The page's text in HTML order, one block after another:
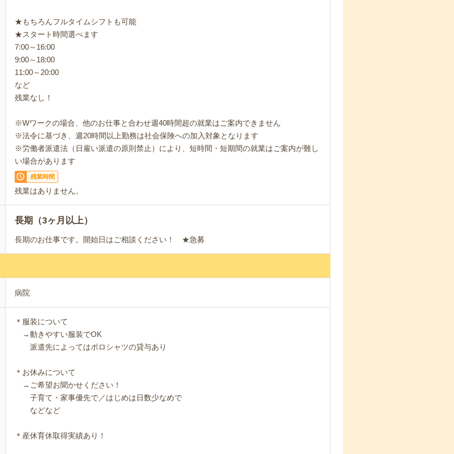
★もちろんフルタイムシフトも可能
★スタート時間選べます
7:00～16:00
9:00～18:00
11:00～20:00
など
残業なし！
※Wワークの場合、他のお仕事と合わせ週40時間超の就業はご案内できません
※法令に基づき、週20時間以上勤務は社会保険への加入対象となります
※労働者派遣法（日雇い派遣の原則禁止）により、短時間・短期間の就業はご案内が難し
い場合があります
残業時間
残業はありません。
長期（3ヶ月以上）
長期のお仕事です。開始日はご相談ください！ ★急募
病院
＊服装について
→動きやすい服装でOK
派遣先によってはポロシャツの貸与あり
＊お休みについて
→ご希望お聞かせください！
子育て・家事優先で／はじめは日数少なめで
などなど
＊産休育休取得実績あり！